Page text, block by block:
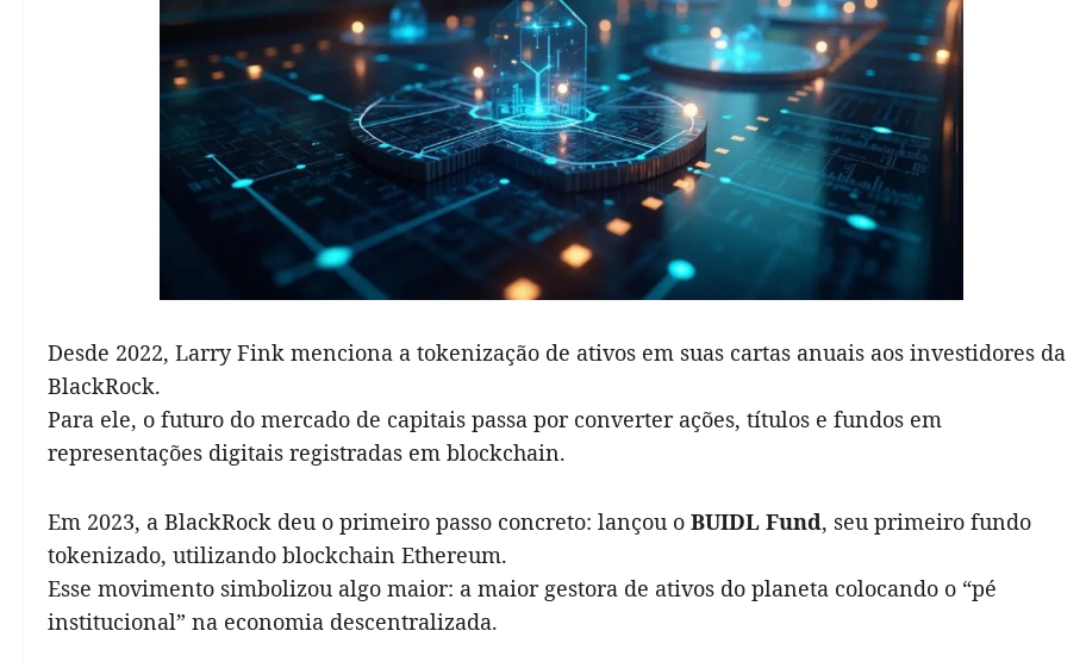
Desde 2022, Larry Fink menciona a tokenização de ativos em suas cartas anuais aos investidores da
BlackRock.
Para ele, o futuro do mercado de capitais passa por converter ações, títulos e fundos em
representações digitais registradas em blockchain.
Em 2023, a BlackRock deu o primeiro passo concreto: lançou o BUIDL Fund, seu primeiro fundo
tokenizado, utilizando blockchain Ethereum.
Esse movimento simbolizou algo maior: a maior gestora de ativos do planeta colocando o “pé
institucional” na economia descentralizada.